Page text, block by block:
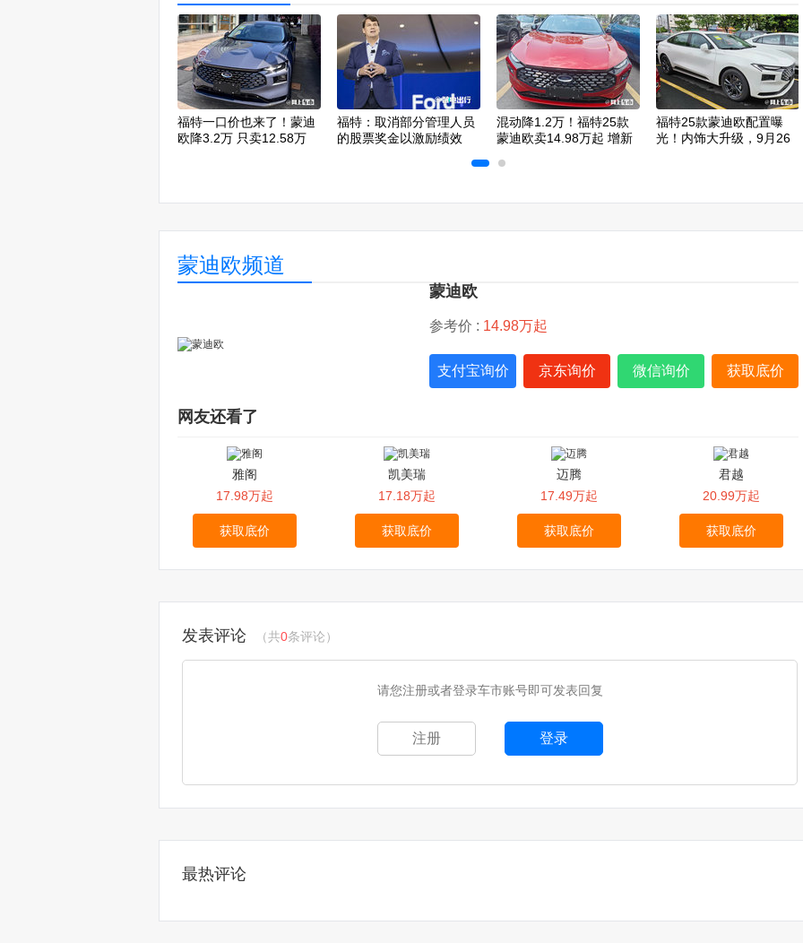
福特一口价也来了！蒙迪
欧降3.2万 只卖12.58万
福特：取消部分管理人员
的股票奖金以激励绩效
混动降1.2万！福特25款
蒙迪欧卖14.98万起 增新
福特25款蒙迪欧配置曝
光！内饰大升级，9月26
蒙迪欧频道
蒙迪欧
参考价 : 14.98万起
支付宝询价 京东询价 微信询价 获取底价
网友还看了
雅阁
17.98万起
获取底价
凯美瑞
17.18万起
获取底价
迈腾
17.49万起
获取底价
君越
20.99万起
获取底价
发表评论 （共0条评论）
请您注册或者登录车市账号即可发表回复
注册 登录
最热评论